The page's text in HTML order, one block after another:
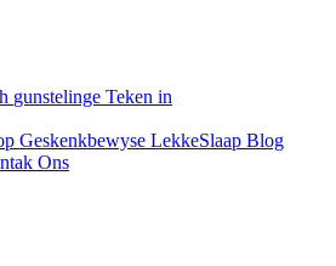
gunstelinge Teken in
Geskenkbewyse LekkeSlaap Blog
Ons